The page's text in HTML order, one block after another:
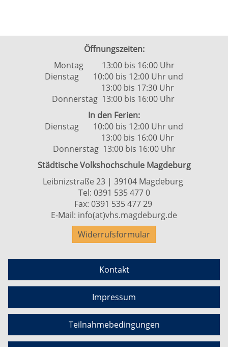
Öffnungszeiten:
Montag 13:00 bis 16:00 Uhr
Dienstag 10:00 bis 12:00 Uhr und
13:00 bis 17:30 Uhr
Donnerstag 13:00 bis 16:00 Uhr
In den Ferien:
Dienstag 10:00 bis 12:00 Uhr und
13:00 bis 16:00 Uhr
Donnerstag 13:00 bis 16:00 Uhr
Städtische Volkshochschule Magdeburg
Leibnizstraße 23 | 39104 Magdeburg
Tel: 0391 535 477 0
Fax: 0391 535 477 29
E-Mail: info(at)vhs.magdeburg.de
Widerrufsformular
Kontakt
Impressum
Teilnahmebedingungen